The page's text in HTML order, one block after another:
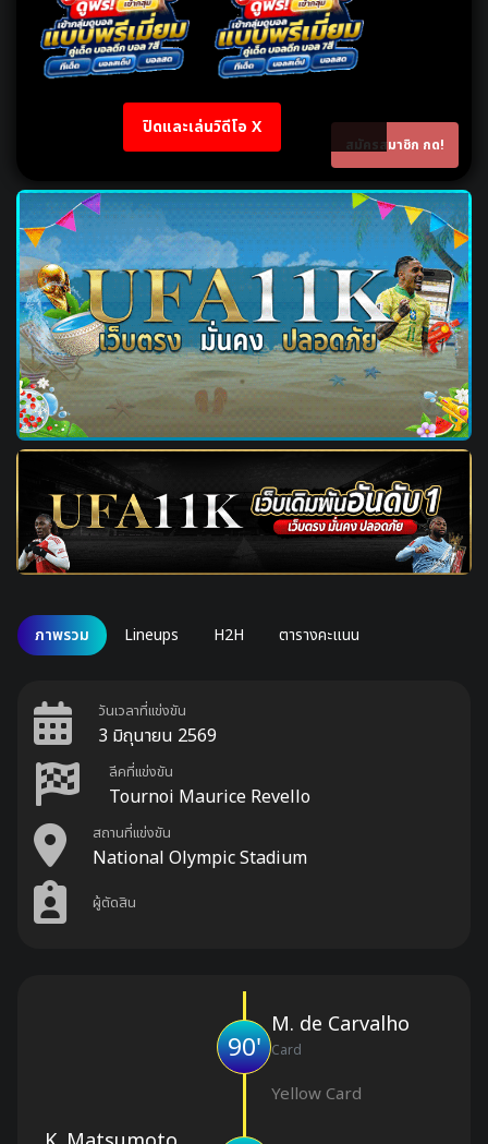
ปิดและเล่นวิดีโอ X
สมัครสมาชิก กด!
ภาพรวม Lineups H2H ตารางคะแนน
วันเวลาที่แข่งขัน
3 มิถุนายน 2569
ลีคที่แข่งขัน
Tournoi Maurice Revello
สถานที่แข่งขัน
National Olympic Stadium
ผู้ตัดสิน
90'
M. de Carvalho
Card
Yellow Card